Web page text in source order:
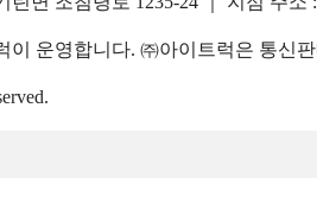
이 운영합니다. ㈜아이트럭은 통신